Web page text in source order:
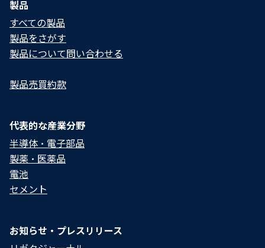
製品
すべての製品
製品をさがす
製品について問い合わせる​
製品売買約款
代表的な産業分野
半導体・電子部品
製薬・医薬品
電池
セメント
お知らせ・プレスリリース